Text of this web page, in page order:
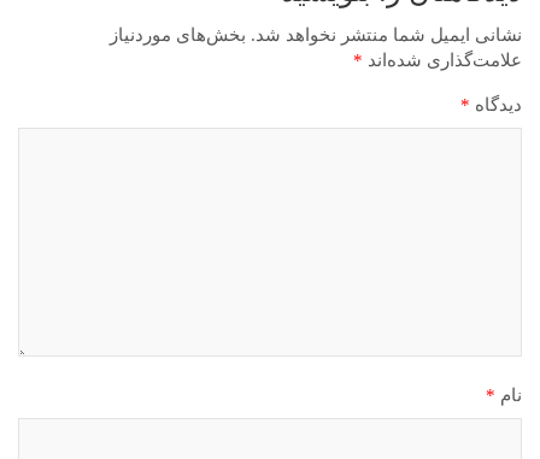
نشانی ایمیل شما منتشر نخواهد شد. بخش‌های موردنیاز
علامت‌گذاری شده‌اند*
دیدگاه*
نام*